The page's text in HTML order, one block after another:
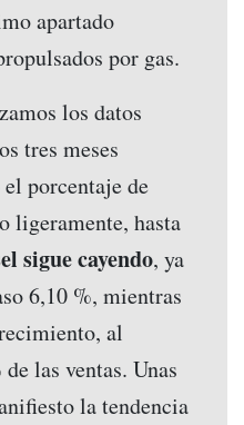
apartado
por gas.
los datos
tres meses
porcentaje de
ligeramente, hasta
sigue cayendo, ya
6,10 %, mientras
al
las ventas. Unas
la tendencia